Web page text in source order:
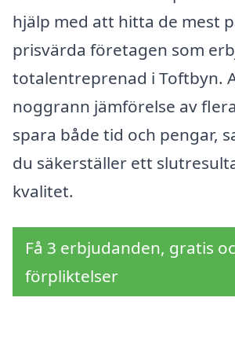
hjälp med att hitta de mest
prisvärda företagen som
totalentreprenad i Toftbyn.
noggrann jämförelse av
spara både tid och pengar,
du säkerställer ett
kvalitet.
Få 3 erbjudanden, gratis
förpliktelser